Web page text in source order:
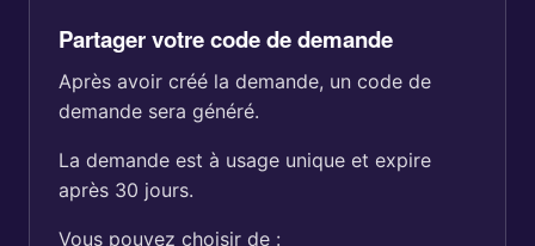
Partager votre code de demande
Après avoir créé la demande, un code de
demande sera généré.
La demande est à usage unique et expire
après 30 jours.
Vous pouvez choisir de :